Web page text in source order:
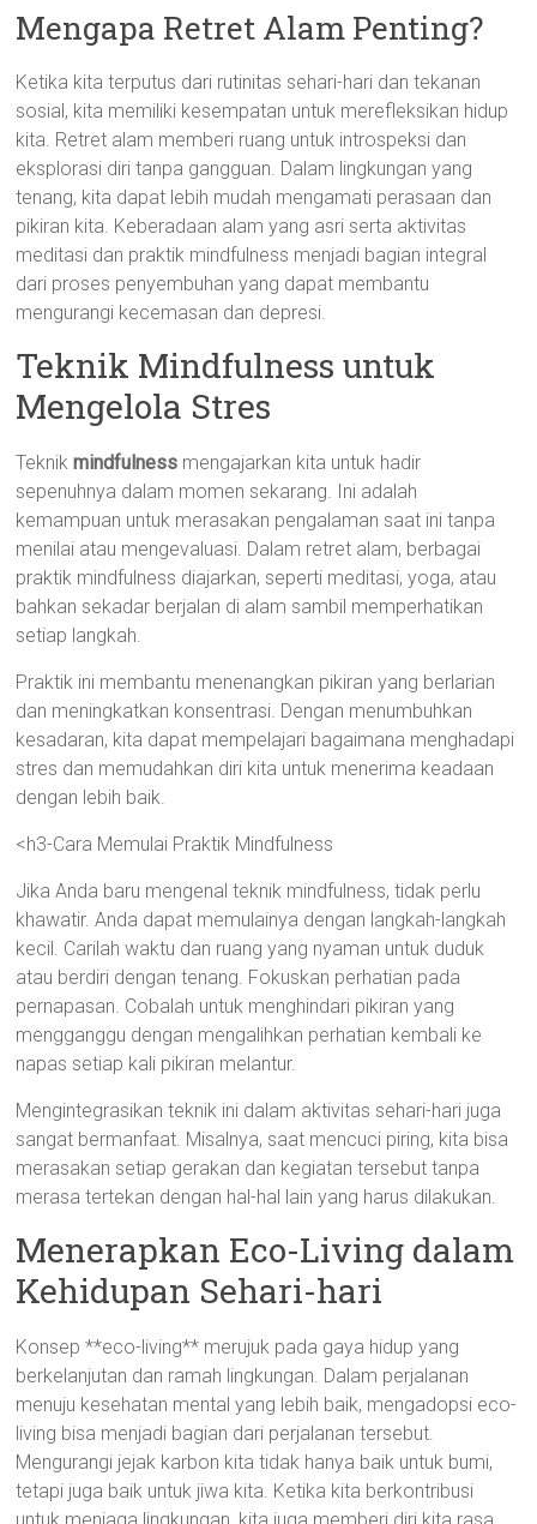
Mengapa Retret Alam Penting?
Ketika kita terputus dari rutinitas sehari-hari dan tekanan
sosial, kita memiliki kesempatan untuk merefleksikan hidup
kita. Retret alam memberi ruang untuk introspeksi dan
eksplorasi diri tanpa gangguan. Dalam lingkungan yang
tenang, kita dapat lebih mudah mengamati perasaan dan
pikiran kita. Keberadaan alam yang asri serta aktivitas
meditasi dan praktik mindfulness menjadi bagian integral
dari proses penyembuhan yang dapat membantu
mengurangi kecemasan dan depresi.
Teknik Mindfulness untuk
Mengelola Stres
Teknikmindfulness mengajarkan kita untuk hadir
sepenuhnya dalam momen sekarang. Ini adalah
kemampuan untuk merasakan pengalaman saat ini tanpa
menilai atau mengevaluasi. Dalam retret alam, berbagai
praktik mindfulness diajarkan, seperti meditasi, yoga, atau
bahkan sekadar berjalan di alam sambil memperhatikan
setiap langkah.
Praktik ini membantu menenangkan pikiran yang berlarian
dan meningkatkan konsentrasi. Dengan menumbuhkan
kesadaran, kita dapat mempelajari bagaimana menghadapi
stres dan memudahkan diri kita untuk menerima keadaan
dengan lebih baik.
<h3-Cara Memulai Praktik Mindfulness
Jika Anda baru mengenal teknik mindfulness, tidak perlu
khawatir. Anda dapat memulainya dengan langkah-langkah
kecil. Carilah waktu dan ruang yang nyaman untuk duduk
atau berdiri dengan tenang. Fokuskan perhatian pada
pernapasan. Cobalah untuk menghindari pikiran yang
mengganggu dengan mengalihkan perhatian kembali ke
napas setiap kali pikiran melantur.
Mengintegrasikan teknik ini dalam aktivitas sehari-hari juga
sangat bermanfaat. Misalnya, saat mencuci piring, kita bisa
merasakan setiap gerakan dan kegiatan tersebut tanpa
merasa tertekan dengan hal-hal lain yang harus dilakukan.
Menerapkan Eco-Living dalam
Kehidupan Sehari-hari
Konsep **eco-living** merujuk pada gaya hidup yang
berkelanjutan dan ramah lingkungan. Dalam perjalanan
menuju kesehatan mental yang lebih baik, mengadopsi eco-
living bisa menjadi bagian dari perjalanan tersebut.
Mengurangi jejak karbon kita tidak hanya baik untuk bumi,
tetapi juga baik untuk jiwa kita. Ketika kita berkontribusi